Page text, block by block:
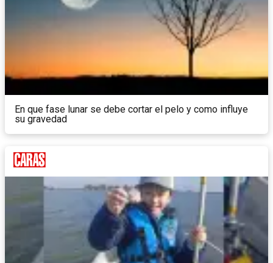
En que fase lunar se debe cortar el pelo y como influye
su gravedad